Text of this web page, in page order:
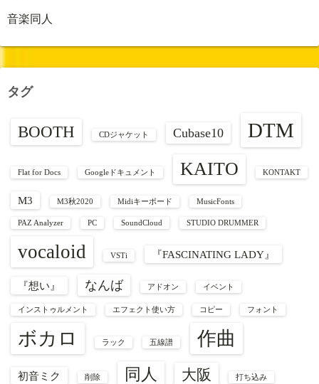
音楽同人
タグ
BOOTH CDジャケット Cubase10 DTM
Flat for Docs Googleドキュメント KAITO KONTAKT
M3 M3秋2020 Midiキーボード MusicFonts
PAZ Analyzer PC SoundCloud STUDIO DRUMMER
vocaloid VSTi 『FASCINATING LADY』
『想い』 なんば アドオン イベント
インストゥルメント エフェクト使い方 コピー フォント
ボカロ ラック 五線譜 作曲
初音ミク 削除 同人 大阪 打ち込み